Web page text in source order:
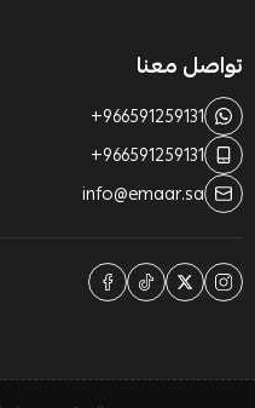
تواصل معنا
+966591259131
+966591259131
info@emaar.sa